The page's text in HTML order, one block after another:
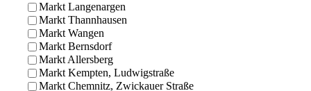
Markt Langenargen
Markt Thannhausen
Markt Wangen
Markt Bernsdorf
Markt Allersberg
Markt Kempten, Ludwigstraße
Markt Chemnitz, Zwickauer Straße